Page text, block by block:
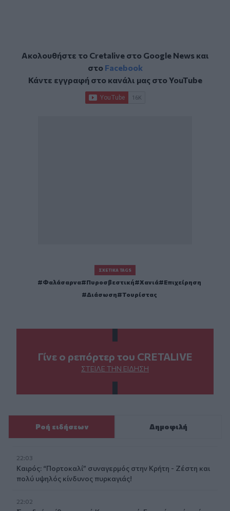
Ακολουθήστε το Cretalive στο Google Newsκαι
στο Facebook
Κάντε εγγραφή στο κανάλι μας στοYouTube
ΣΧΕΤΙΚΆ TAGS
Φαλάσαρνα Πυροσβεστική Χανιά
Επιχείρηση
Διάσωση
Τουρίστας
Γίνε ο ρεπόρτερ του CRETALIVE
ΣΤΕΊΛΕ ΤΗΝ ΕΊΔΗΣΗ
Ροή ειδήσεων Δημοφιλή
22:03
Καιρός: “Πορτοκαλί” συναγερμός στην Κρήτη - Ζέστη και
πολύ υψηλός κίνδυνος πυρκαγιάς!
22:02